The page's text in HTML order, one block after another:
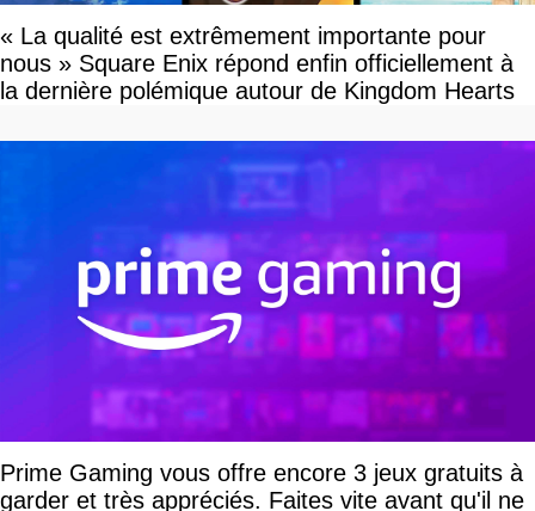
« La qualité est extrêmement importante pour
nous » Square Enix répond enfin officiellement à
la dernière polémique autour de Kingdom Hearts
Prime Gaming vous offre encore 3 jeux gratuits à
garder et très appréciés. Faites vite avant qu'il ne